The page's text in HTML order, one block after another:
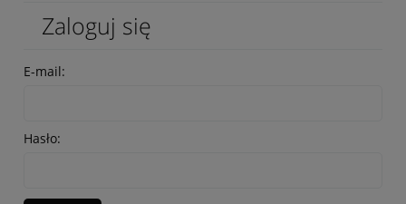
Zaloguj się
E-mail:
Hasło: